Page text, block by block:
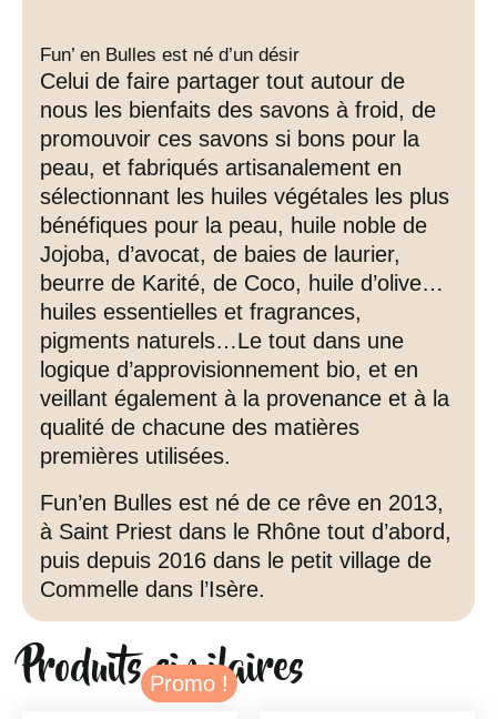
Fun’ en Bulles est né d’un désir
Celui de faire partager tout autour de
nous les bienfaits des savons à froid, de
promouvoir ces savons si bons pour la
peau, et fabriqués artisanalement en
sélectionnant les huiles végétales les plus
bénéfiques pour la peau, huile noble de
Jojoba, d’avocat, de baies de laurier,
beurre de Karité, de Coco, huile d’olive…
huiles essentielles et fragrances,
pigments naturels…Le tout dans une
logique d’approvisionnement bio, et en
veillant également à la provenance et à la
qualité de chacune des matières
premières utilisées.
Fun’en Bulles est né de ce rêve en 2013,
à Saint Priest dans le Rhône tout d’abord,
puis depuis 2016 dans le petit village de
Commelle dans l’Isère.
Produits similaires
Promo !